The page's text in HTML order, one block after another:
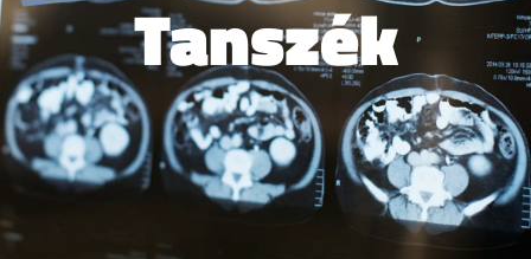
Tanszék